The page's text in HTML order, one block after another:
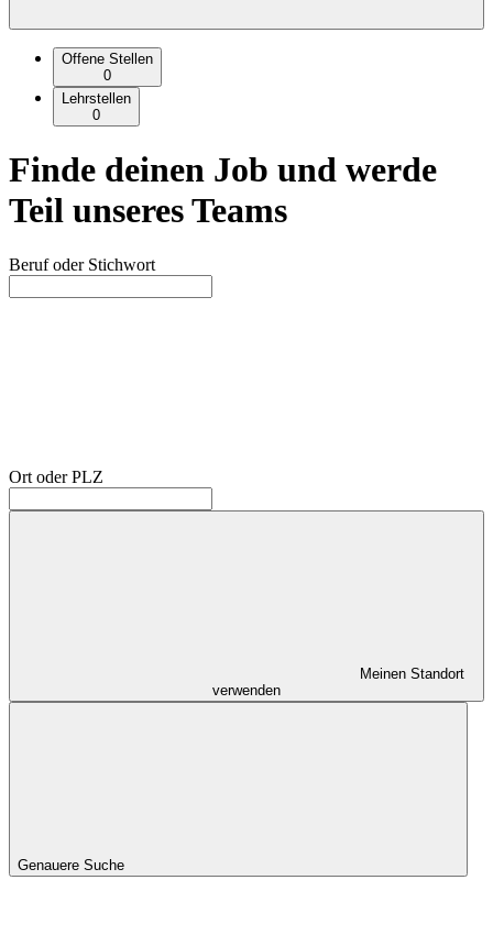
Offene Stellen
0
Lehrstellen
0
Finde deinen Job und werde
Teil unseres Teams
Beruf oder Stichwort
Ort oder PLZ
Meinen Standort
verwenden
Genauere Suche